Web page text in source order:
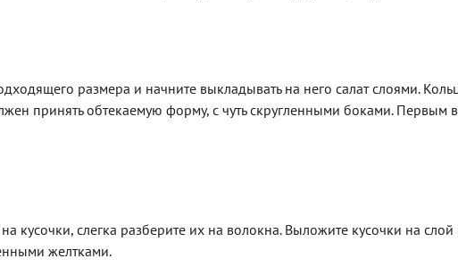
размера и начните выкладывать на него салат слоями.
принять обтекаемую форму, с чуть скругленными боками. Первым
кусочки, слегка разберите их на волокна. Выложите кусочки на слой
желтками.